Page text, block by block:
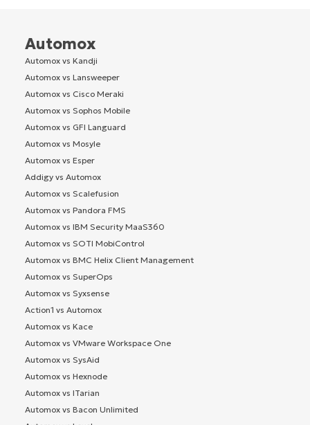
Automox
Automox vs Kandji
Automox vs Lansweeper
Automox vs Cisco Meraki
Automox vs Sophos Mobile
Automox vs GFI Languard
Automox vs Mosyle
Automox vs Esper
Addigy vs Automox
Automox vs Scalefusion
Automox vs Pandora FMS
Automox vs IBM Security MaaS360
Automox vs SOTI MobiControl
Automox vs BMC Helix Client Management
Automox vs SuperOps
Automox vs Syxsense
Action1 vs Automox
Automox vs Kace
Automox vs VMware Workspace One
Automox vs SysAid
Automox vs Hexnode
Automox vs ITarian
Automox vs Bacon Unlimited